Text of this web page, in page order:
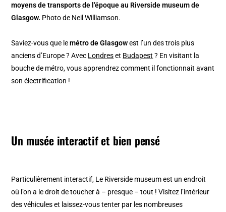
moyens de transports de l’époque au Riverside museum de
Glasgow. Photo de Neil Williamson.
Saviez-vous que lemétro de Glasgowest l’un des trois plus
anciens d’Europe ? Avec Londreset Budapest ? En visitant la
bouche de métro, vous apprendrez comment il fonctionnait avant
son électrification !
Un musée interactif et bien pensé
Particulièrement interactif, Le Riverside museum est un endroit
où l’on a le droit de toucher à – presque – tout ! Visitez l’intérieur
des véhicules et laissez-vous tenter par les nombreuses